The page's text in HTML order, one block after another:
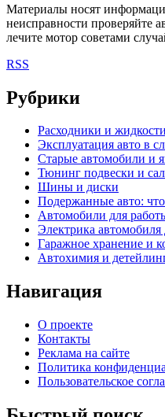
Материалы носят
неисправности проверяйте
лечите мотор советами
RSS
Рубрики
Расходники и
Эксплуатация авто в
Старые автомобили и
Тюнинг подвески и
Шины и диски
Подержанные авто:
Автомобили для
Электрика
Гаражное хранение и
Автохимия и
Навигация
О проекте
Контакты
Реклама на сайте
Политика
Пользовательское